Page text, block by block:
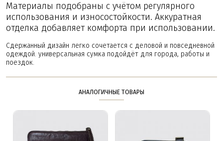
Материалы подобраны с учётом регулярного
использования и износостойкости. Аккуратная
отделка добавляет комфорта при использовании.
Сдержанный дизайн легко сочетается с деловой и повседневной
одеждой. универсальная сумка подойдёт для города, работы и
поездок.
АНАЛОГИЧНЫЕ ТОВАРЫ